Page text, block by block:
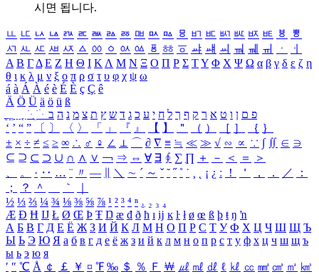
시면 됩니다.
ㅥ ㅦ ㅧ ㅨ ㅩ ㅪ ㅫ ㅬ ㅭ ㅮ ㅯ ㅰ ㅱ ㅲ ㅳ ㅴ ㅵ ㅶ ㅷ ㅸ
ㅹ
ㅺ ㅻ ㅼ ㅽ ㅾ ㅿ ㆀ ㆁ ㆂ ㆃ ㆄ ㆅ ㆆ ㆇ ㆈ ㆉ ㆊ ㆋ ㆌ ㆍ
ㆎ
Α Β ΓΔ Ε Ζ Η Θ Ι ΚΛ Μ Ν Ξ Ο Π Ρ Σ ΤΥ Φ Χ Ψ Ω α β γ δ ε ζ η
θ ι κ λ μ ν ξ ο π ρ σ τ υ φ χ ψ ω
á à Á À é è É È ç Ç ê
Ä Ö Ü ä ö ü ß
ִֶֹ ֻּ ׁׂ פ ם ן ו ט א ר ק ף ך ל ח י ע כ ג ד ש ץ ת צ מ נ ה ב
‘ ’ “ ” 〔 〕 〈 〉 「 」 『 』 【 】 ＂ （ ） ［ ］ ｛ ｝
± × ÷ ≠ ≤ ≥ ∞ ∴ ♂ ♀ ∠ ⊥ ⌒ ∂ ∇ ≡ ≒ ≪ ≫ √ ∽ ∝ ∵ ∫ ∬ ∈ ∋
⊆ ⊇ ⊂ ⊃ ∪ ∩ ∧ ∨ ￢ ⇒ ⇔ ∀ ∃ ∮ ∑ ∏ ＋ － ＜ ＝
＞
、
。 · ‥ … ¨ 〃 ― ＼ ∼ ´ ～ ˇ ˘ ˝ ˚ ˙ ¸ ¡ ¿ ː ！ ＇ ， ． ／
：
；
？ ＾ ｀
½ ⅓ ⅔ ¼ ¾ ⅛ ⅜ ⅝ ⅞ ¹ ² ³ ⁴ ⁿ ₁ ₂ ₃ ₄
Æ Ð Ħ Ĳ Ł Ø Œ Þ Ŧ Ŋ æ đ ð ħ ı ĳ ĸ ŀ ł ø œ ß þ ŧ ŋ ŉ
А Б В Г Д Е Ё Ж З И Й К Л М Н О П Р С Т У Ф Х Ц Ч Ш Щ Ъ
Ы Ь Э Ю Я а б в г д е ё ж з и й к л м н о п р с т у ф х ц ч ш щ ъ
ы ь э ю я
′ ″ ℃ Å ￠ ￡ ￥ ¤ ℉ ‰ ＄ ％ Ｆ ￦ ㎕ ㎖ ㎗ ℓ ㎘ ㏄ ㎣ ㎤ ㎥ ㎦